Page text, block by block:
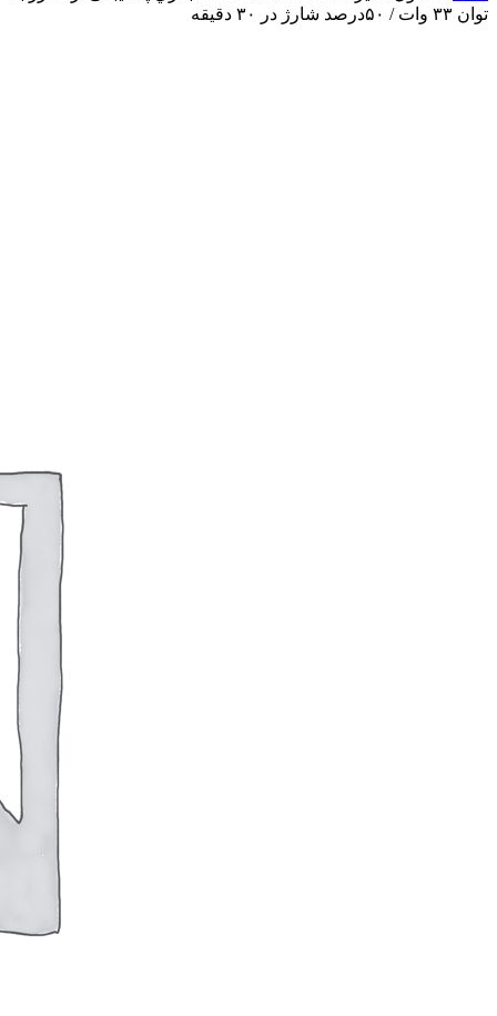
توان ۳۳ وات / ۵۰درصد شارژ در ۳۰ دقیقه